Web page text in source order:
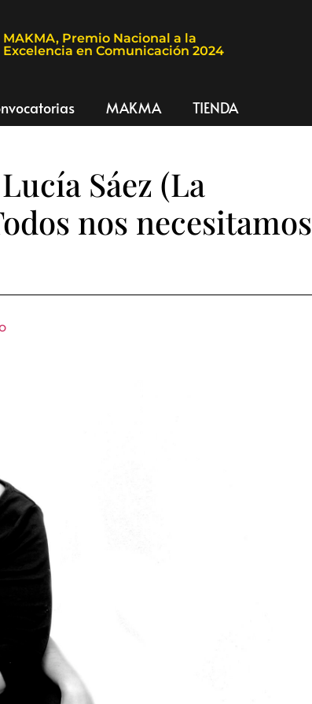
MAKMA, Premio Nacional a la
Excelencia en Comunicación 2024
MAKMA TIENDA
Sáez (La
nos necesitamos